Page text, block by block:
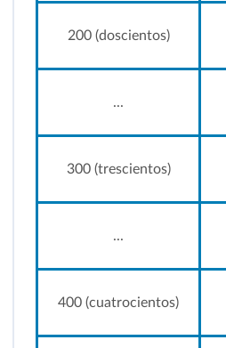
200 (doscientos)
...
300 (trescientos)
...
400 (cuatrocientos)